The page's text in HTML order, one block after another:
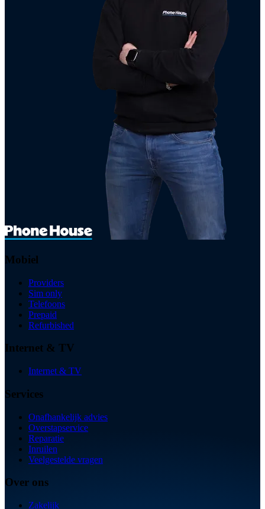
Mobiel
Providers
Sim only
Telefoons
Prepaid
Refurbished
Internet & TV
Internet & TV
Services
Onafhankelijk advies
Overstapservice
Reparatie
Inruilen
Veelgestelde vragen
Over ons
Zakelijk